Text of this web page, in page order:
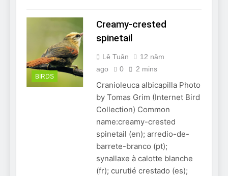
BIRDS
Creamy-crested
spinetail
Lê Tuân
12 năm
ago
0 2 mins
Cranioleuca albicapilla Photo
by Tomas Grim (Internet Bird
Collection) Common
name:creamy-crested
spinetail (en); arredio-de-
barrete-branco (pt);
synallaxe à calotte blanche
(fr); curutié crestado (es);